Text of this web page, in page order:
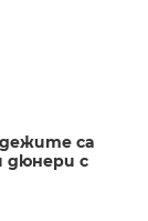
са
дюнери с